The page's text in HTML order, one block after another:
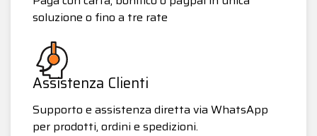
soluzione o fino a tre rate
Assistenza Clienti
Supporto e assistenza diretta via WhatsApp
per prodotti, ordini e spedizioni.